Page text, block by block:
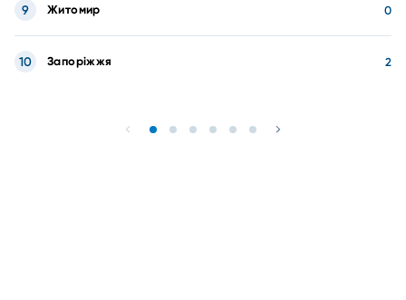
Житомир 0
9
Запоріжжя 2
10